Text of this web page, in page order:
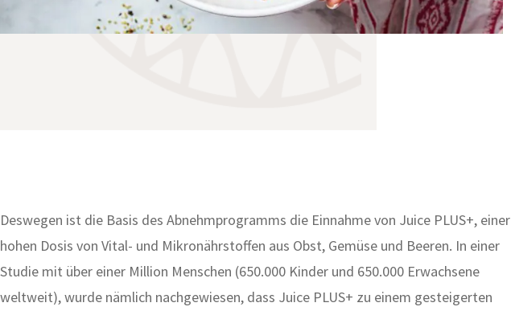
Deswegen ist die Basis des Abnehmprogramms die Einnahme von Juice PLUS+, einer
hohen Dosis von Vital- und Mikronährstoffen aus Obst, Gemüse und Beeren. In einer
Studie mit über einer Million Menschen (650.000 Kinder und 650.000 Erwachsene
weltweit), wurde nämlich nachgewiesen, dass Juice PLUS+ zu einem gesteigerten